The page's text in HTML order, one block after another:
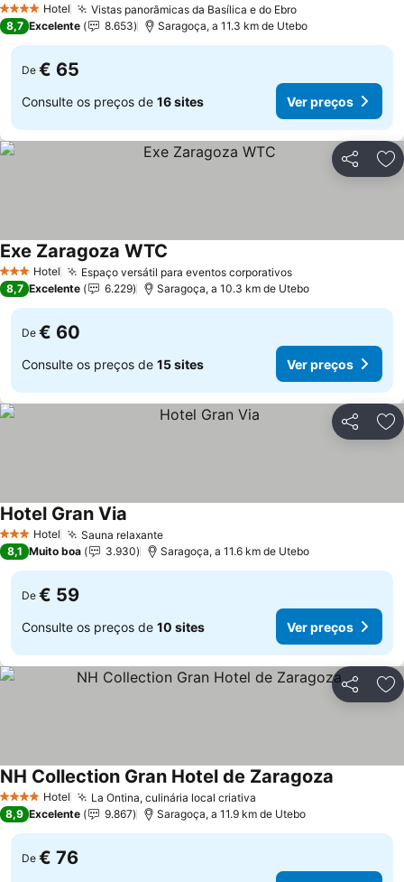
4 EstrelasHotel Vistas panorâmicas da Basílica e do Ebro
8,7 Excelente 8.653 Saragoça, a 11.3 km de Utebo
De € 65
Consulte os preços de 16 sites Ver preços
Partilhar
3 EstrelasHotel Espaço versátil para eventos corporativos
Exe Zaragoza WTC
8,7 Excelente 6.229 Saragoça, a 10.3 km de Utebo
De € 60
Consulte os preços de 15 sites Ver preços
Partilhar
3 EstrelasHotel Sauna relaxante
Hotel Gran Via
8,1 Muito boa 3.930 Saragoça, a 11.6 km de Utebo
De € 59
Consulte os preços de 10 sites Ver preços
Partilhar
4 EstrelasHotel La Ontina, culinária local criativa
NH Collection Gran Hotel de Zaragoza
8,9 Excelente 9.867 Saragoça, a 11.9 km de Utebo
De € 76